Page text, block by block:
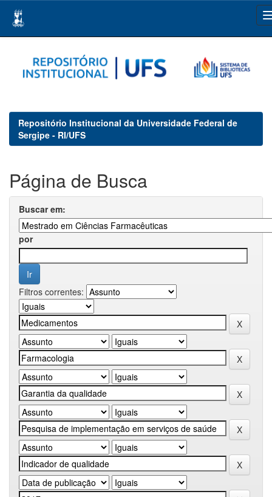
navigation
Repositório Institucional da Universidade Federal de
Sergipe - RI/UFS
Página de Busca
Buscar em:
por
Filtros correntes: